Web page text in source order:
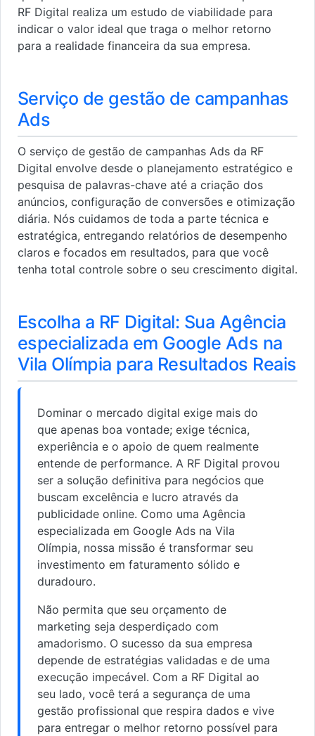
RF Digital realiza um estudo de viabilidade para
indicar o valor ideal que traga o melhor retorno
para a realidade financeira da sua empresa.
Serviço de gestão de campanhas
Ads
O serviço de gestão de campanhas Ads da RF
Digital envolve desde o planejamento estratégico e
pesquisa de palavras-chave até a criação dos
anúncios, configuração de conversões e otimização
diária. Nós cuidamos de toda a parte técnica e
estratégica, entregando relatórios de desempenho
claros e focados em resultados, para que você
tenha total controle sobre o seu crescimento digital.
Escolha a RF Digital: Sua Agência
especializada em Google Ads na
Vila Olímpia para Resultados Reais
Dominar o mercado digital exige mais do
que apenas boa vontade; exige técnica,
experiência e o apoio de quem realmente
entende de performance. A RF Digital provou
ser a solução definitiva para negócios que
buscam excelência e lucro através da
publicidade online. Como uma Agência
especializada em Google Ads na Vila
Olímpia, nossa missão é transformar seu
investimento em faturamento sólido e
duradouro.
Não permita que seu orçamento de
marketing seja desperdiçado com
amadorismo. O sucesso da sua empresa
depende de estratégias validadas e de uma
execução impecável. Com a RF Digital ao
seu lado, você terá a segurança de uma
gestão profissional que respira dados e vive
para entregar o melhor retorno possível para